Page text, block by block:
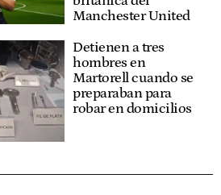
Manchester United
Detienen a tres
hombres en
Martorell cuando se
preparaban para
robar en domicilios